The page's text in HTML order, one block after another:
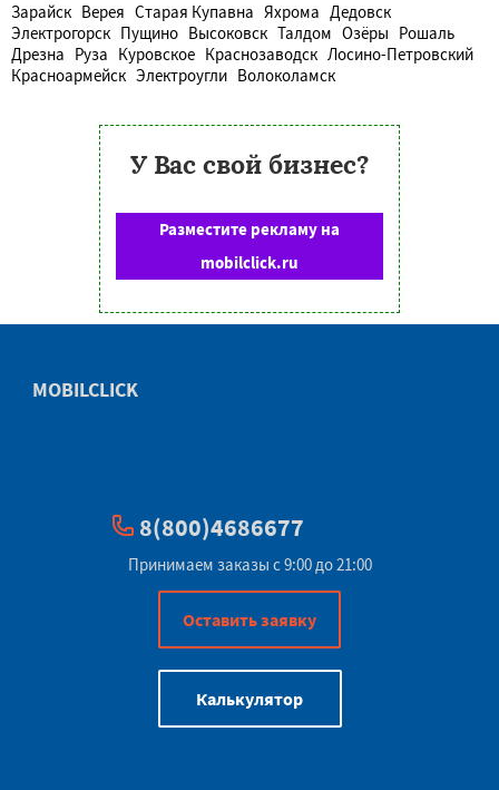
Зарайск Верея Старая Купавна Яхрома Дедовск
Электрогорск Пущино Высоковск Талдом Озёры Рошаль
Дрезна Руза Куровское Краснозаводск Лосино-Петровский
Красноармейск Электроугли Волоколамск
У Вас свой бизнес?
Разместите рекламу на
mobilclick.ru
MOBILCLICK
8(800)4686677
Принимаем заказы с 9:00 до 21:00
Оставить заявку
Калькулятор